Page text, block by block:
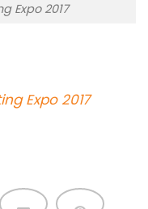
Expo 2017
Expo 2017